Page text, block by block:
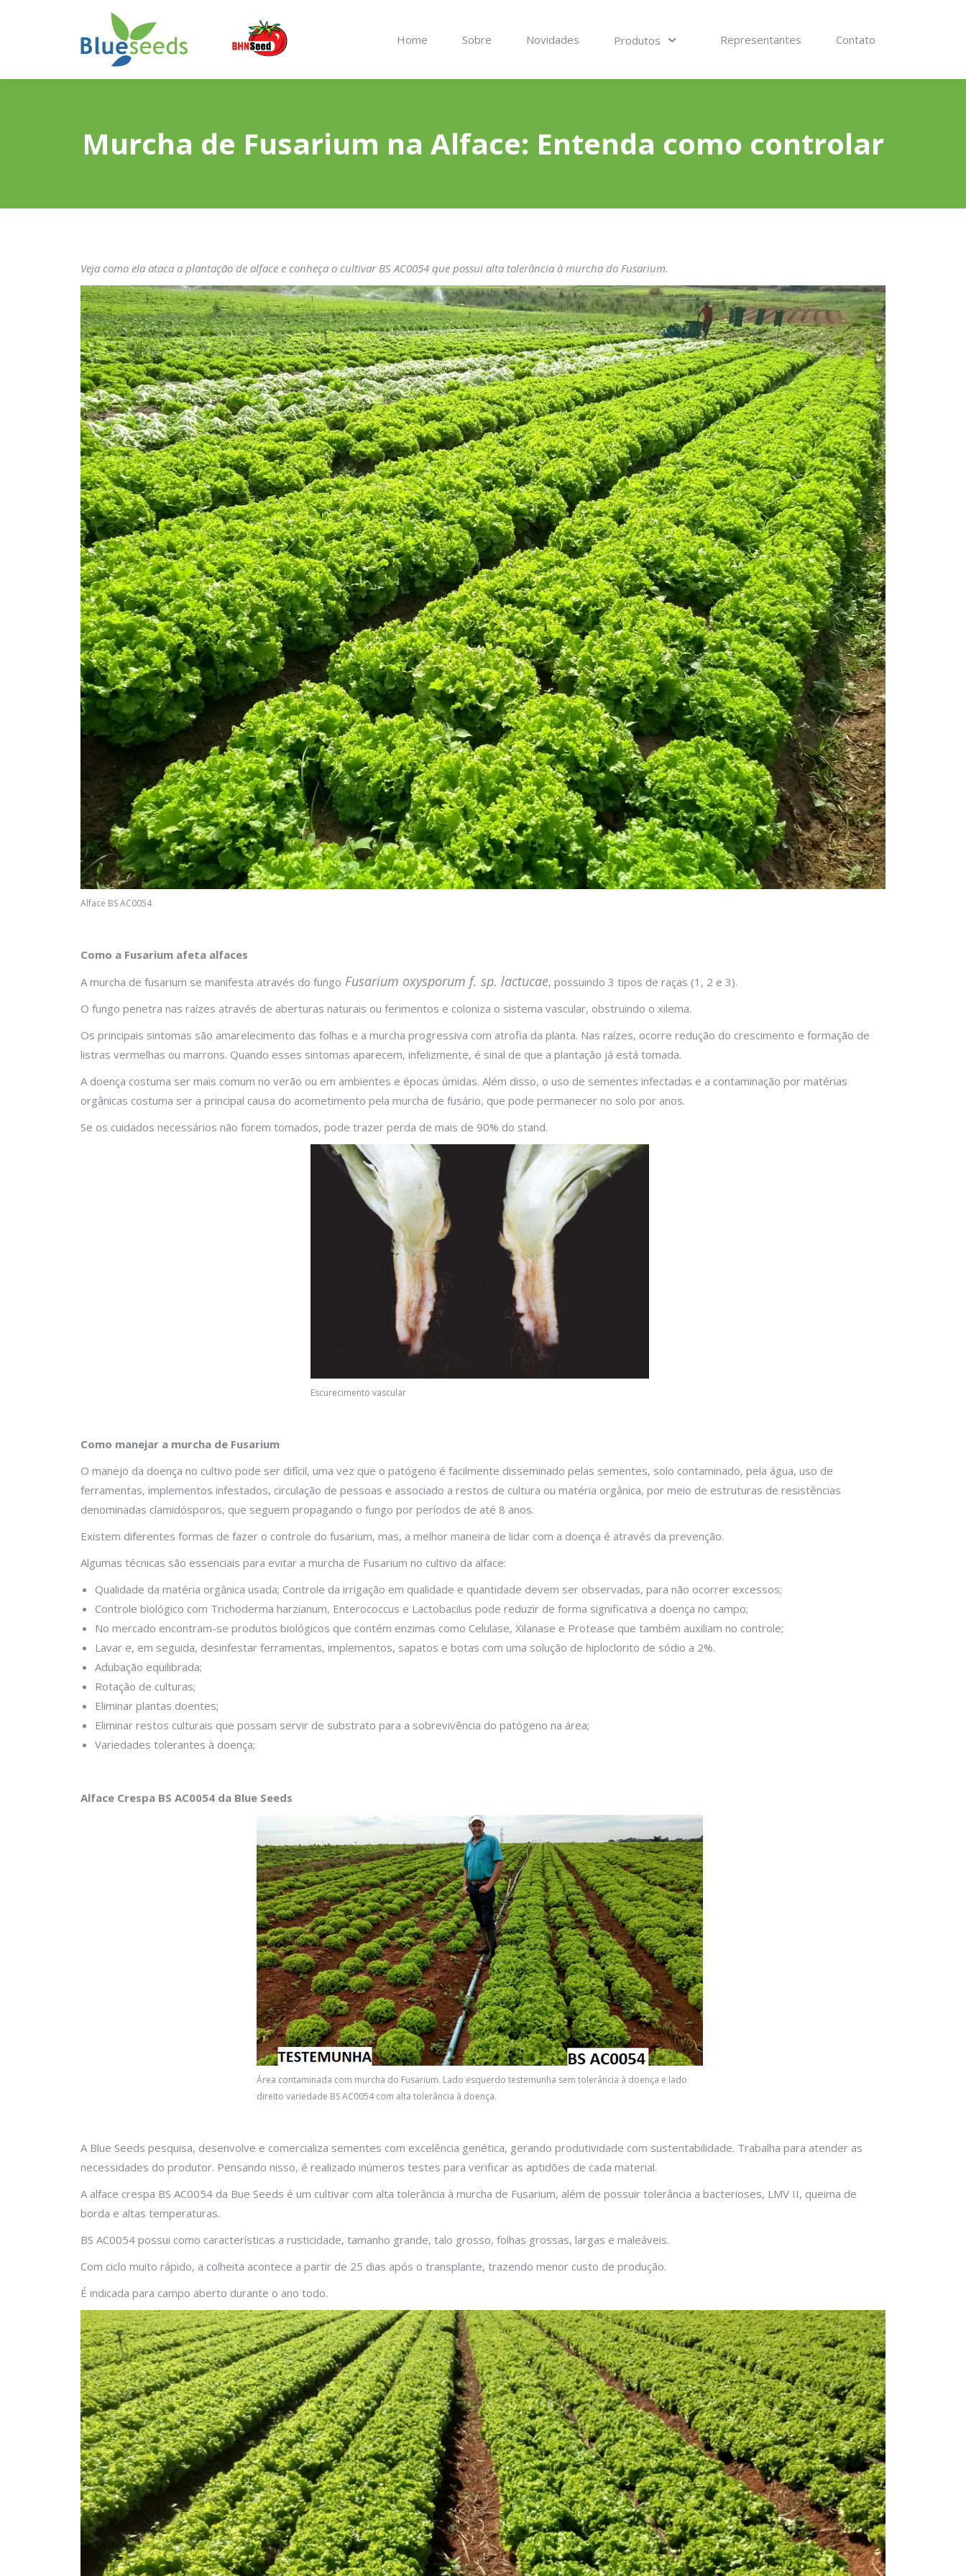
Home Sobre Novidades Produtos Representantes Contato
Murcha de Fusarium na Alface: Entenda como controlar
Veja como ela ataca a plantação de alface e conheça o cultivar BS AC0054 que possui alta tolerância à murcha do Fusarium.
Alface BS AC0054
Como a Fusarium afeta alfaces
A murcha de fusarium se manifesta através do fungo Fusarium oxysporum f. sp. lactucae, possuindo 3 tipos de raças (1, 2 e 3).
O fungo penetra nas raízes através de aberturas naturais ou ferimentos e coloniza o sistema vascular, obstruindo o xilema.
Os principais sintomas são amarelecimento das folhas e a murcha progressiva com atrofia da planta. Nas raízes, ocorre redução do crescimento e formação de
listras vermelhas ou marrons. Quando esses sintomas aparecem, infelizmente, é sinal de que a plantação já está tomada.
A doença costuma ser mais comum no verão ou em ambientes e épocas úmidas. Além disso, o uso de sementes infectadas e a contaminação por matérias
orgânicas costuma ser a principal causa do acometimento pela murcha de fusário, que pode permanecer no solo por anos.
Se os cuidados necessários não forem tomados, pode trazer perda de mais de 90% do stand.
Escurecimento vascular
Como manejar a murcha de Fusarium
O manejo da doença no cultivo pode ser difícil, uma vez que o patógeno é facilmente disseminado pelas sementes, solo contaminado, pela água, uso de
ferramentas, implementos infestados, circulação de pessoas e associado a restos de cultura ou matéria orgânica, por meio de estruturas de resistências
denominadas clamidósporos, que seguem propagando o fungo por períodos de até 8 anos.
Existem diferentes formas de fazer o controle do fusarium, mas, a melhor maneira de lidar com a doença é através da prevenção.
Algumas técnicas são essenciais para evitar a murcha de Fusarium no cultivo da alface:
Qualidade da matéria orgânica usada; Controle da irrigação em qualidade e quantidade devem ser observadas, para não ocorrer excessos;
Controle biológico com Trichoderma harzianum, Enterococcus e Lactobacilus pode reduzir de forma significativa a doença no campo;
No mercado encontram-se produtos biológicos que contém enzimas como Celulase, Xilanase e Protease que também auxiliam no controle;
Lavar e, em seguida, desinfestar ferramentas, implementos, sapatos e botas com uma solução de hiploclorito de sódio a 2%.
Adubação equilibrada;
Rotação de culturas;
Eliminar plantas doentes;
Eliminar restos culturais que possam servir de substrato para a sobrevivência do patógeno na área;
Variedades tolerantes à doença;
Alface Crespa BS AC0054 da Blue Seeds
Área contaminada com murcha do Fusarium. Lado esquerdo testemunha sem tolerância à doença e lado
direito variedade BS AC0054 com alta tolerância à doença.
A Blue Seeds pesquisa, desenvolve e comercializa sementes com excelência genética, gerando produtividade com sustentabilidade. Trabalha para atender as
necessidades do produtor. Pensando nisso, é realizado inúmeros testes para verificar as aptidões de cada material.
A alface crespa BS AC0054 da Bue Seeds é um cultivar com alta tolerância à murcha de Fusarium, além de possuir tolerância a bacterioses, LMV II, queima de
borda e altas temperaturas.
BS AC0054 possui como características a rusticidade, tamanho grande, talo grosso, folhas grossas, largas e maleáveis.
Com ciclo muito rápido, a colheita acontece a partir de 25 dias após o transplante, trazendo menor custo de produção.
É indicada para campo aberto durante o ano todo.
Home Sobre Novidades Produtos Representantes Contato